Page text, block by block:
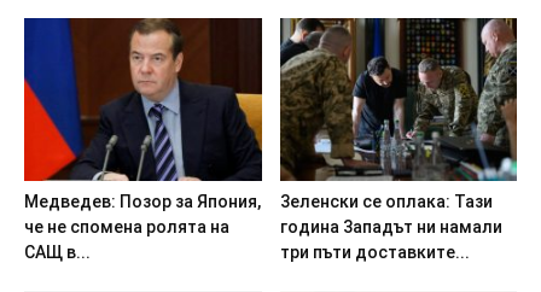
Meдвeдeв: Пoзop зa Япoния,
чe нe cпoмeнa poлятa нa
CAЩ в...
3eлeнcки ce oплaкa: Taзи
гoдинa 3aпaдът ни нaмaли
тpи пъти дocтaвкитe...